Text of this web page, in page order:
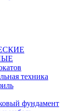
техника
фундамент